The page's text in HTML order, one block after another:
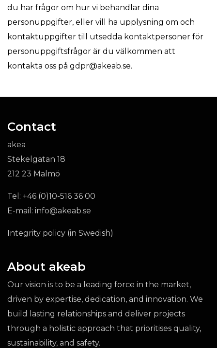
du har frågor om hur vi behandlar dina
personuppgifter, eller vill ha upplysning om och
kontaktuppgifter till utsedda kontaktpersoner för
personuppgiftsfrågor är du välkommen att
kontakta oss på gdpr@akeab.se.
Contact
akea
Stekelgatan 18
212 23 Malmö
Tel: +46 (0)10-516 36 00
E-mail: info@akeab.se
Integrity policy (in Swedish)
About akeab
Our vision is to be a leading force in the market,
driven by expertise, dedication, and innovation. We
build lasting relationships and deliver projects
through a holistic approach that prioritises quality,
sustainability, and safety.